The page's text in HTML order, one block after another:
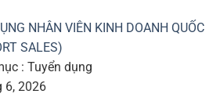
NHÂN VIÊN KINH DOANH QUỐC
SALES)
: Tuyển dụng
6, 2026